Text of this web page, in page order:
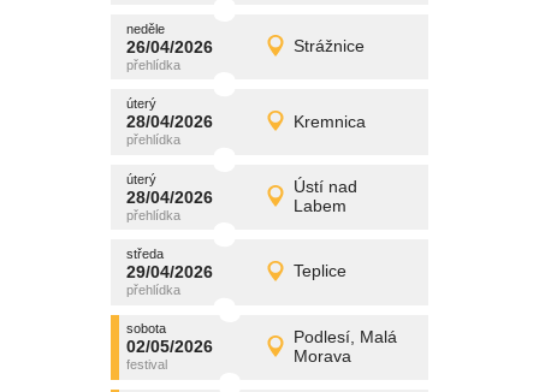
neděle
26/04/2026 Strážnice
neděle
26/04/2026 Detail
promítání
úterý
28/04/2026 Kremnica
úterý
28/04/2026 Detail
promítání
úterý
28/04/2026
Ústí nad
Labem
úterý
28/04/2026 Detail
promítání
středa
29/04/2026 Teplice
středa
29/04/2026 Detail
promítání
sobota
02/05/2026
Podlesí, Malá
Morava
sobota
02/05/2026 Detail
promítání